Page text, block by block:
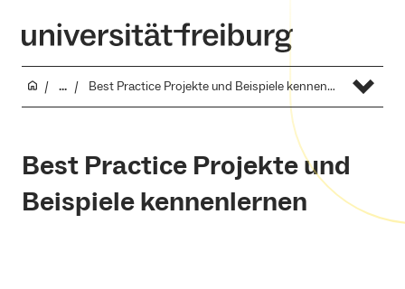
... Best Practice Projekte und Beispiele kennenlernen
Best Practice Projekte und
Beispiele kennenlernen